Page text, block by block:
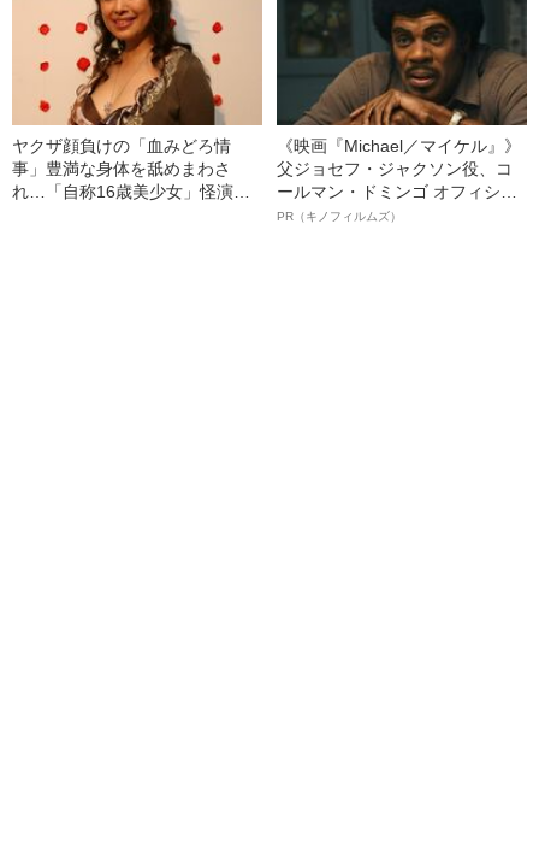
ヤクザ顔負けの「血みどろ情
事」豊満な身体を舐めまわさ
れ…「自称16歳美少女」怪演
《映画『Michael／マイケル』》
父ジョセフ・ジャクソン役、コ
ールマン・ドミンゴ オフィシャ
ルインタビュー“観客を魅了した
PR（キノフィルムズ）